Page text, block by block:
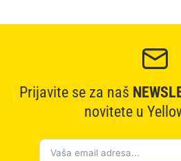
Prijavite se za naš
novitete u